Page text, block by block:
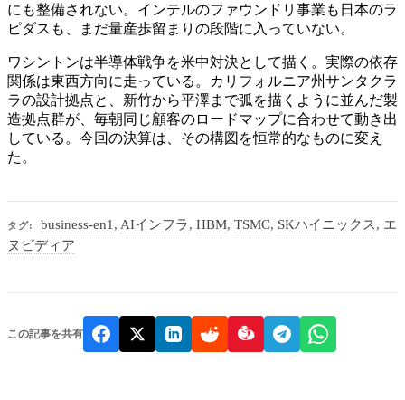
にも整備されない。インテルのファウンドリ事業も日本のラ
ピダスも、まだ量産歩留まりの段階に入っていない。
ワシントンは半導体戦争を米中対決として描く。実際の依存
関係は東西方向に走っている。カリフォルニア州サンタクラ
ラの設計拠点と、新竹から平澤まで弧を描くように並んだ製
造拠点群が、毎朝同じ顧客のロードマップに合わせて動き出
している。今回の決算は、その構図を恒常的なものに変え
た。
タグ: business-en1,AIインフラ,HBM,TSMC, SKハイニックス, エ
ヌビディア
この記事を共有